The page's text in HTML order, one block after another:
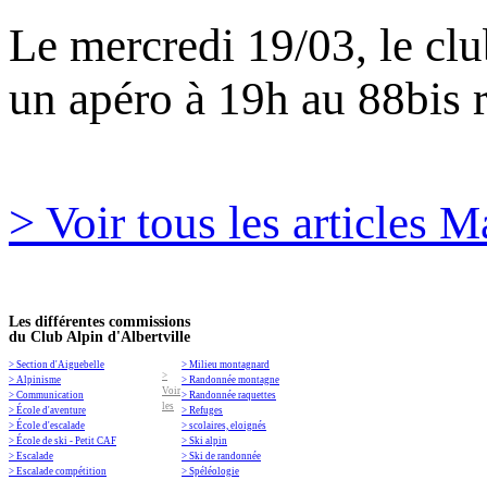
Le mercredi 19/03, le
un apéro à 19h au 88bis
> Voir tous les articles
Les différentes commissions
du Club Alpin d'Albertville
> Section d'Aiguebelle
> Alpinisme
> Communication
> École d'aventure
> École d'escalade
> École de ski - Petit CAF
> Escalade
> Escalade compétition
> Milieu montagnard
> Randonnée montagne
> Randonnée raquettes
> Refuges
> scolaires, eloignés
> Ski alpin
> Ski de randonnée
> Spéléologie
>
Voir
les